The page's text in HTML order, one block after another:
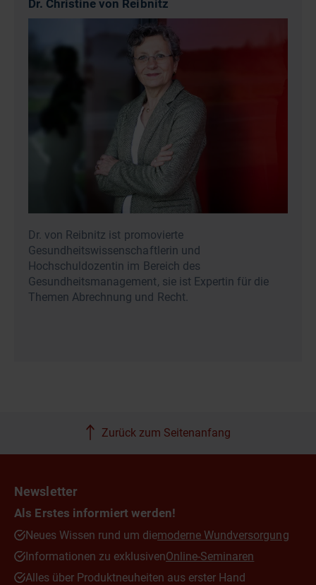
Dr. Christine von Reibnitz
Dr. von Reibnitz ist promovierte
Gesundheitswissenschaftlerin und
Hochschuldozentin im Bereich des
Gesundheitsmanagement, sie ist Expertin für die
Themen Abrechnung und Recht.
Zurück zum Seitenanfang
Newsletter
Als Erstes informiert werden!
Neues Wissen rund um diemoderne Wundversorgung
Informationen zu exklusivenOnline-Seminaren
Alles über Produktneuheiten aus erster Hand